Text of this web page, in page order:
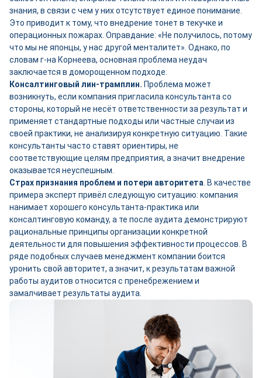
знания, в связи с чем у них отсутствует единое понимание.
Это приводит к тому, что внедрение тонет в текучке и
операционных пожарах. Оправдание: «Не получилось, потому
что мы не японцы, у нас другой менталитет». Однако, по
словам г-на Корнеева, основная проблема неудач
заключается в доморощенном подходе.
Консалтинговый лин-трамплин. Проблема может
возникнуть, если компания пригласила консультанта со
стороны, который не несёт ответственности за результат и
применяет стандартные подходы или частные случаи из
своей практики, не анализируя конкретную ситуацию. Такие
консультанты часто ставят ориентиры, не
соответствующие целям предприятия, а значит внедрение
оказывается неуспешным.
Страх признания проблем и потери авторитета . В качестве
примера эксперт привёл следующую ситуацию: компания
нанимает хорошего консультанта-практика или
консалтинговую команду, а те после аудита демонстрируют
рациональные принципы организации конкретной
деятельности для повышения эффективности процессов. В
ряде подобных случаев менеджмент компании боится
уронить свой авторитет, а значит, к результатам важной
работы аудитов относится с пренебрежением и
замалчивает результаты аудита.